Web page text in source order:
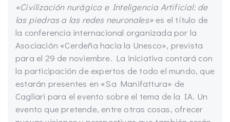
«Civilización nurágica e Inteligencia Artificial: de
las piedras a las redes neuronales» es el título de
la conferencia internacional organizada por la
Asociación «Cerdeña hacia la Unesco», prevista
para el 29 de noviembre. La iniciativa contará con
la participación de expertos de todo el mundo, que
estarán presentes en «Sa Manifattura» de
Cagliari para el evento sobre el tema de la IA. Un
evento que pretende, entre otras cosas, ofrecer